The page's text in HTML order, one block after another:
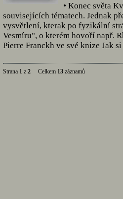
• Konec světa
souvisejících tématech. Jednak
vysvětlení, kterak po fyzikální
Vesmíru", o kterém hovoří např.
Pierre Franckh ve své knize Jak
Strana 1 z 2 Celkem 13 záznamů